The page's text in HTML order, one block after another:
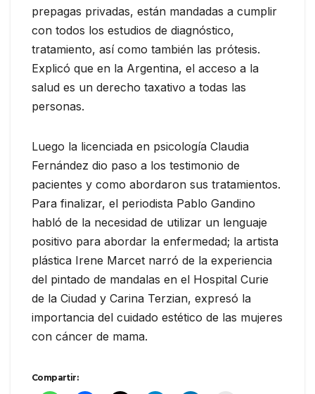
prepagas privadas, están mandadas a cumplir
con todos los estudios de diagnóstico,
tratamiento, así como también las prótesis.
Explicó que en la Argentina, el acceso a la
salud es un derecho taxativo a todas las
personas.
Luego la licenciada en psicología Claudia
Fernández dio paso a los testimonio de
pacientes y como abordaron sus tratamientos.
Para finalizar, el periodista Pablo Gandino
habló de la necesidad de utilizar un lenguaje
positivo para abordar la enfermedad; la artista
plástica Irene Marcet narró de la experiencia
del pintado de mandalas en el Hospital Curie
de la Ciudad y Carina Terzian, expresó la
importancia del cuidado estético de las mujeres
con cáncer de mama.
Compartir: